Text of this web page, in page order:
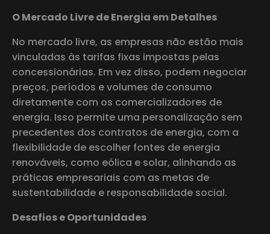
O Mercado Livre de Energia em Detalhes
No mercado livre, as empresas não estão mais
vinculadas às tarifas fixas impostas pelas
concessionárias. Em vez disso, podem negociar
preços, períodos e volumes de consumo
diretamente com os comercializadores de
energia. Isso permite uma personalização sem
precedentes dos contratos de energia, com a
flexibilidade de escolher fontes de energia
renováveis, como eólica e solar, alinhando as
práticas empresariais com as metas de
sustentabilidade e responsabilidade social.
Desafios e Oportunidades